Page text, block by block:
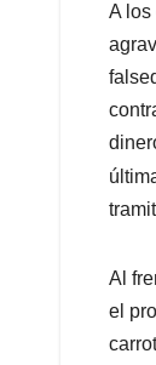
A los
Al
el